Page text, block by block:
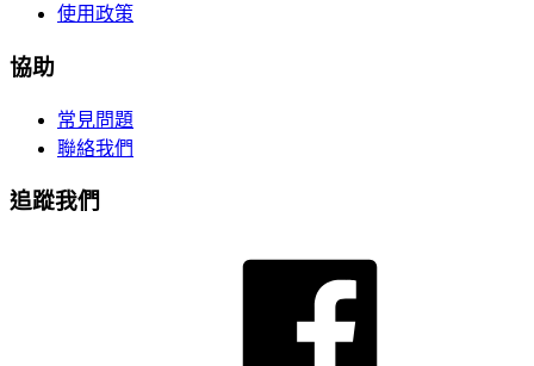
使用政策
協助
常見問題
聯絡我們
追蹤我們